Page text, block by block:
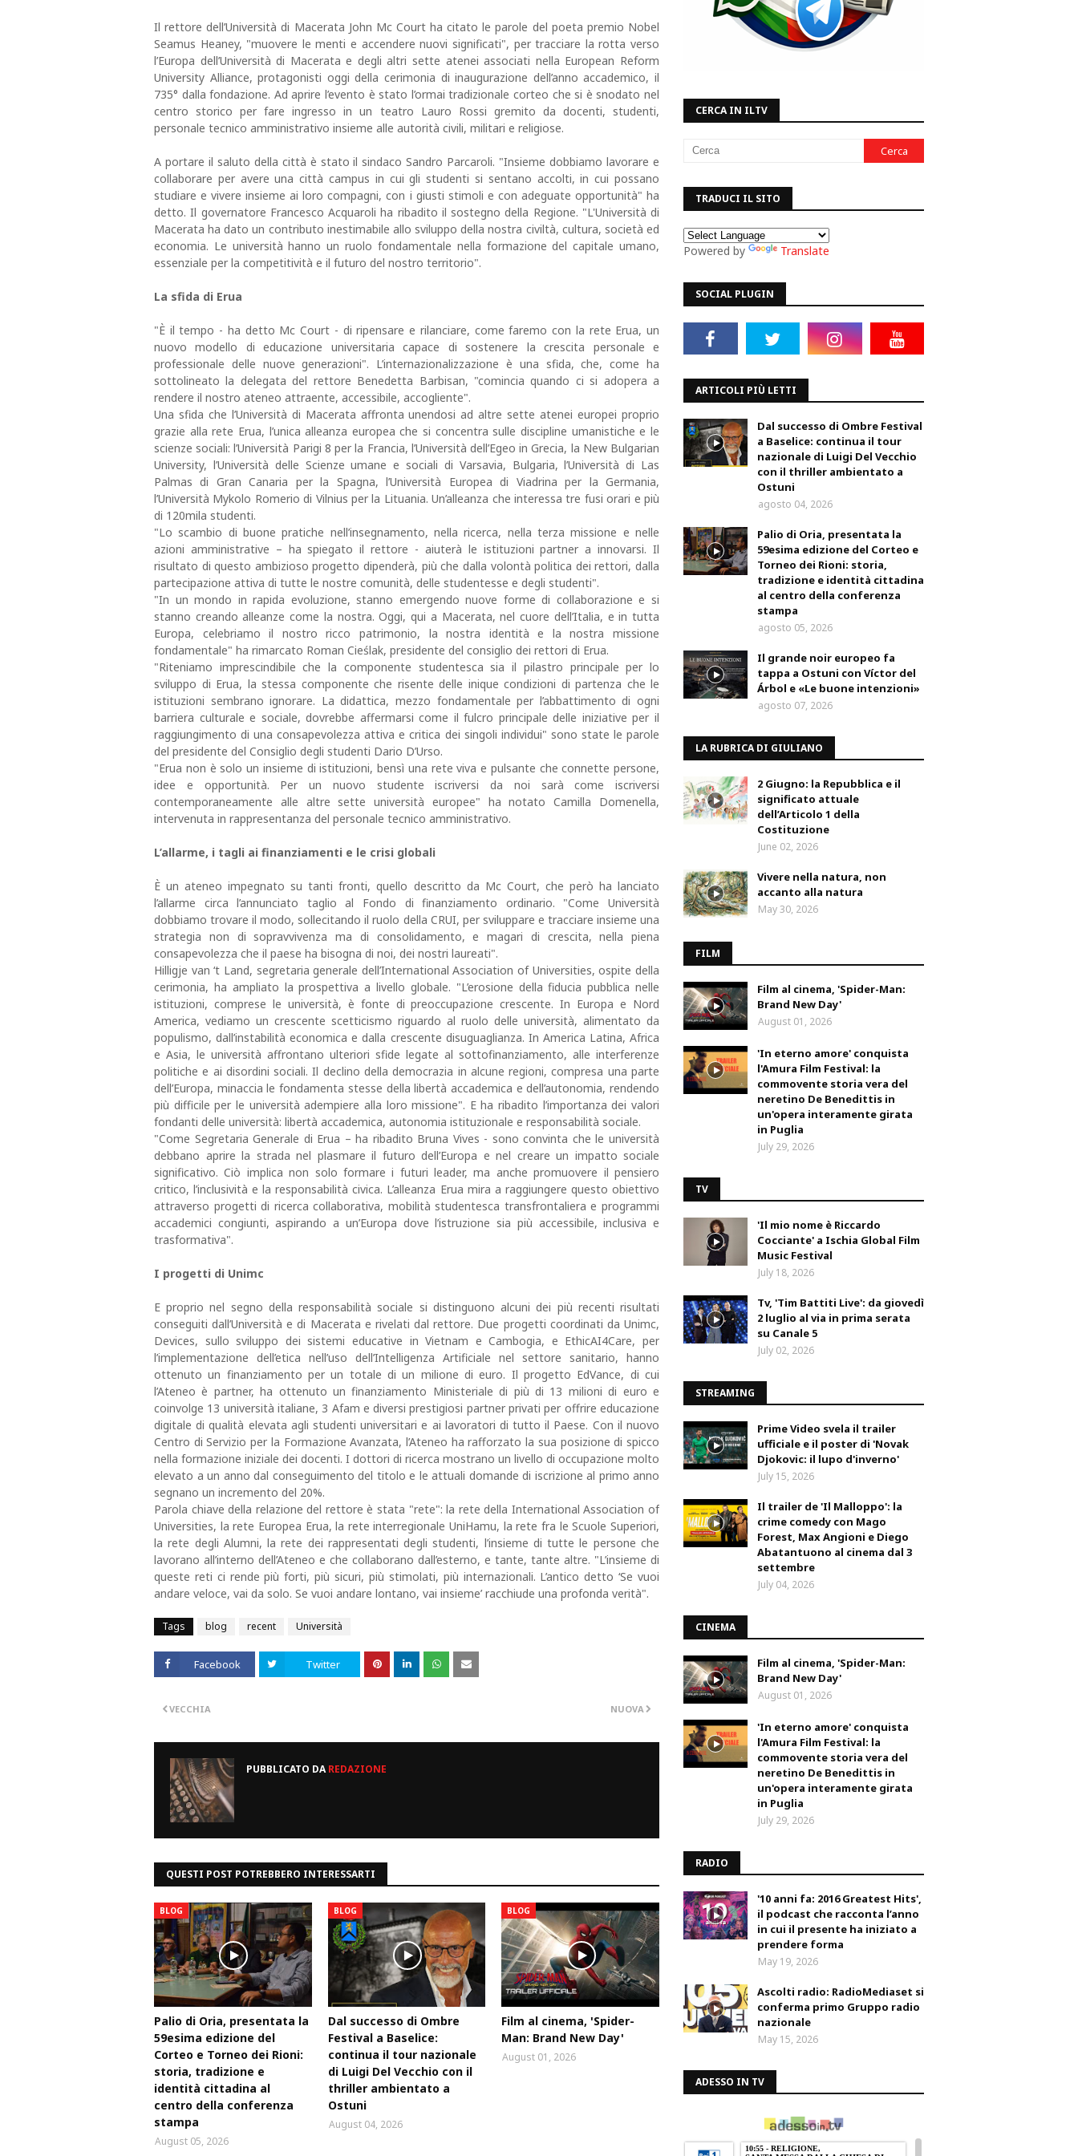
Il rettore dell’Università di Macerata John Mc Court ha citato le parole del poeta premio Nobel
Seamus Heaney, "muovere le menti e accendere nuovi significati", per tracciare la rotta verso
l’Europa dell’Università di Macerata e degli altri sette atenei associati nella European Reform
University Alliance, protagonisti oggi della cerimonia di inaugurazione dell’anno accademico, il
735° dalla fondazione. Ad aprire l’evento è stato l’ormai tradizionale corteo che si è snodato nel
centro storico per fare ingresso in un teatro Lauro Rossi gremito da docenti, studenti,
personale tecnico amministrativo insieme alle autorità civili, militari e religiose.
A portare il saluto della città è stato il sindaco Sandro Parcaroli. "Insieme dobbiamo lavorare e
collaborare per avere una città campus in cui gli studenti si sentano accolti, in cui possano
studiare e vivere insieme ai loro compagni, con i giusti stimoli e con adeguate opportunità" ha
detto. Il governatore Francesco Acquaroli ha ribadito il sostegno della Regione. "L'Università di
Macerata ha dato un contributo inestimabile allo sviluppo della nostra civiltà, cultura, società ed
economia. Le università hanno un ruolo fondamentale nella formazione del capitale umano,
essenziale per la competitività e il futuro del nostro territorio".
La sfida di Erua
"È il tempo - ha detto Mc Court - di ripensare e rilanciare, come faremo con la rete Erua, un
nuovo modello di educazione universitaria capace di sostenere la crescita personale e
professionale delle nuove generazioni". L’internazionalizzazione è una sfida, che, come ha
sottolineato la delegata del rettore Benedetta Barbisan, "comincia quando ci si adopera a
rendere il nostro ateneo attraente, accessibile, accogliente".
Una sfida che l’Università di Macerata affronta unendosi ad altre sette atenei europei proprio
grazie alla rete Erua, l’unica alleanza europea che si concentra sulle discipline umanistiche e le
scienze sociali: l’Università Parigi 8 per la Francia, l’Università dell’Egeo in Grecia, la New Bulgarian
University, l’Università delle Scienze umane e sociali di Varsavia, Bulgaria, l’Università di Las
Palmas di Gran Canaria per la Spagna, l’Università Europea di Viadrina per la Germania,
l’Università Mykolo Romerio di Vilnius per la Lituania. Un’alleanza che interessa tre fusi orari e più
di 120mila studenti.
"Lo scambio di buone pratiche nell’insegnamento, nella ricerca, nella terza missione e nelle
azioni amministrative – ha spiegato il rettore - aiuterà le istituzioni partner a innovarsi. Il
risultato di questo ambizioso progetto dipenderà, più che dalla volontà politica dei rettori, dalla
partecipazione attiva di tutte le nostre comunità, delle studentesse e degli studenti".
"In un mondo in rapida evoluzione, stanno emergendo nuove forme di collaborazione e si
stanno creando alleanze come la nostra. Oggi, qui a Macerata, nel cuore dell’Italia, e in tutta
Europa, celebriamo il nostro ricco patrimonio, la nostra identità e la nostra missione
fondamentale" ha rimarcato Roman Cieślak, presidente del consiglio dei rettori di Erua.
"Riteniamo imprescindibile che la componente studentesca sia il pilastro principale per lo
sviluppo di Erua, la stessa componente che risente delle inique condizioni di partenza che le
istituzioni sembrano ignorare. La didattica, mezzo fondamentale per l’abbattimento di ogni
barriera culturale e sociale, dovrebbe affermarsi come il fulcro principale delle iniziative per il
raggiungimento di una consapevolezza attiva e critica dei singoli individui" sono state le parole
del presidente del Consiglio degli studenti Dario D’Urso.
"Erua non è solo un insieme di istituzioni, bensì una rete viva e pulsante che connette persone,
idee e opportunità. Per un nuovo studente iscriversi da noi sarà come iscriversi
contemporaneamente alle altre sette università europee" ha notato Camilla Domenella,
intervenuta in rappresentanza del personale tecnico amministrativo.
L’allarme, i tagli ai finanziamenti e le crisi globali
È un ateneo impegnato su tanti fronti, quello descritto da Mc Court, che però ha lanciato
l’allarme circa l’annunciato taglio al Fondo di finanziamento ordinario. "Come Università
dobbiamo trovare il modo, sollecitando il ruolo della CRUI, per sviluppare e tracciare insieme una
strategia non di sopravvivenza ma di consolidamento, e magari di crescita, nella piena
consapevolezza che il paese ha bisogna di noi, dei nostri laureati".
Hilligje van ‘t Land, segretaria generale dell’International Association of Universities, ospite della
cerimonia, ha ampliato la prospettiva a livello globale. "L’erosione della fiducia pubblica nelle
istituzioni, comprese le università, è fonte di preoccupazione crescente. In Europa e Nord
America, vediamo un crescente scetticismo riguardo al ruolo delle università, alimentato da
populismo, dall’instabilità economica e dalla crescente disuguaglianza. In America Latina, Africa
e Asia, le università affrontano ulteriori sfide legate al sottofinanziamento, alle interferenze
politiche e ai disordini sociali. Il declino della democrazia in alcune regioni, compresa una parte
dell’Europa, minaccia le fondamenta stesse della libertà accademica e dell’autonomia, rendendo
più difficile per le università adempiere alla loro missione". E ha ribadito l’importanza dei valori
fondanti delle università: libertà accademica, autonomia istituzionale e responsabilità sociale.
"Come Segretaria Generale di Erua – ha ribadito Bruna Vives - sono convinta che le università
debbano aprire la strada nel plasmare il futuro dell’Europa e nel creare un impatto sociale
significativo. Ciò implica non solo formare i futuri leader, ma anche promuovere il pensiero
critico, l’inclusività e la responsabilità civica. L’alleanza Erua mira a raggiungere questo obiettivo
attraverso progetti di ricerca collaborativa, mobilità studentesca transfrontaliera e programmi
accademici congiunti, aspirando a un’Europa dove l’istruzione sia più accessibile, inclusiva e
trasformativa".
I progetti di Unimc
E proprio nel segno della responsabilità sociale si distinguono alcuni dei più recenti risultati
conseguiti dall’Università e di Macerata e rivelati dal rettore. Due progetti coordinati da Unimc,
Devices, sullo sviluppo dei sistemi educative in Vietnam e Cambogia, e EthicAI4Care, per
l’implementazione dell’etica nell’uso dell’Intelligenza Artificiale nel settore sanitario, hanno
ottenuto un finanziamento per un totale di un milione di euro. Il progetto EdVance, di cui
l’Ateneo è partner, ha ottenuto un finanziamento Ministeriale di più di 13 milioni di euro e
coinvolge 13 università italiane, 3 Afam e diversi prestigiosi partner privati per offrire educazione
digitale di qualità elevata agli studenti universitari e ai lavoratori di tutto il Paese. Con il nuovo
Centro di Servizio per la Formazione Avanzata, l’Ateneo ha rafforzato la sua posizione di spicco
nella formazione iniziale dei docenti. I dottori di ricerca mostrano un livello di occupazione molto
elevato a un anno dal conseguimento del titolo e le attuali domande di iscrizione al primo anno
segnano un incremento del 20%.
Parola chiave della relazione del rettore è stata "rete": la rete della International Association of
Universities, la rete Europea Erua, la rete interregionale UniHamu, la rete fra le Scuole Superiori,
la rete degli Alumni, la rete dei rappresentati degli studenti, l’insieme di tutte le persone che
lavorano all’interno dell’Ateneo e che collaborano dall’esterno, e tante, tante altre. "L’insieme di
queste reti ci rende più forti, più sicuri, più stimolati, più internazionali. L’antico detto ‘Se vuoi
andare veloce, vai da solo. Se vuoi andare lontano, vai insieme’ racchiude una profonda verità".
Tags blog recent Università
Facebook Twitter
NUOVA
VECCHIA
PUBBLICATO DAREDAZIONE
QUESTI POST POTREBBERO INTERESSARTI
BLOG
Palio di Oria, presentata la
59esima edizione del
Corteo e Torneo dei Rioni:
storia, tradizione e
identità cittadina al
centro della conferenza
stampa
August 05, 2026
BLOG
Dal successo di Ombre
Festival a Baselice:
continua il tour nazionale
di Luigi Del Vecchio con il
thriller ambientato a
Ostuni
August 04, 2026
BLOG
Film al cinema, 'Spider-
Man: Brand New Day'
August 01, 2026
CERCA IN ILTV
TRADUCI IL SITO
Powered by Translate
SOCIAL PLUGIN
ARTICOLI PIÙ LETTI
Dal successo di Ombre Festival
a Baselice: continua il tour
nazionale di Luigi Del Vecchio
con il thriller ambientato a
Ostuni
agosto 04, 2026
Palio di Oria, presentata la
59esima edizione del Corteo e
Torneo dei Rioni: storia,
tradizione e identità cittadina
al centro della conferenza
stampa
agosto 05, 2026
Il grande noir europeo fa
tappa a Ostuni con Víctor del
Árbol e «Le buone intenzioni»
agosto 07, 2026
LA RUBRICA DI GIULIANO
2 Giugno: la Repubblica e il
significato attuale
dell’Articolo 1 della
Costituzione
June 02, 2026
Vivere nella natura, non
accanto alla natura
May 30, 2026
FILM
Film al cinema, 'Spider-Man:
Brand New Day'
August 01, 2026
'In eterno amore' conquista
l'Amura Film Festival: la
commovente storia vera del
neretino De Benedittis in
un'opera interamente girata
in Puglia
July 29, 2026
TV
'Il mio nome è Riccardo
Cocciante' a Ischia Global Film
Music Festival
July 18, 2026
Tv, 'Tim Battiti Live': da giovedì
2 luglio al via in prima serata
su Canale 5
July 02, 2026
STREAMING
Prime Video svela il trailer
ufficiale e il poster di 'Novak
Djokovic: il lupo d'inverno'
July 15, 2026
Il trailer de 'Il Malloppo': la
crime comedy con Mago
Forest, Max Angioni e Diego
Abatantuono al cinema dal 3
settembre
July 04, 2026
CINEMA
Film al cinema, 'Spider-Man:
Brand New Day'
August 01, 2026
'In eterno amore' conquista
l'Amura Film Festival: la
commovente storia vera del
neretino De Benedittis in
un'opera interamente girata
in Puglia
July 29, 2026
RADIO
'10 anni fa: 2016 Greatest Hits',
il podcast che racconta l’anno
in cui il presente ha iniziato a
prendere forma
May 19, 2026
Ascolti radio: RadioMediaset si
conferma primo Gruppo radio
nazionale
May 15, 2026
ADESSO IN TV